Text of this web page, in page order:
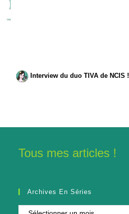
Interview du duo TIVA de NCIS !
Tous mes articles !
Archives En Séries
Archives